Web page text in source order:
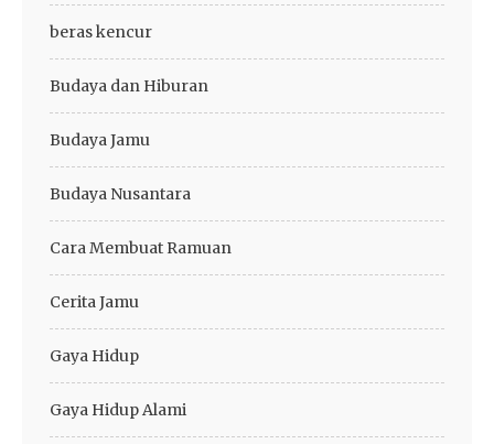
beras kencur
Budaya dan Hiburan
Budaya Jamu
Budaya Nusantara
Cara Membuat Ramuan
Cerita Jamu
Gaya Hidup
Gaya Hidup Alami